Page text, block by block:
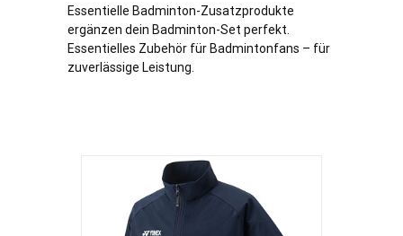
Essentielle Badminton-Zusatzprodukte
ergänzen dein Badminton-Set perfekt.
Essentielles Zubehör für Badmintonfans – für
zuverlässige Leistung.